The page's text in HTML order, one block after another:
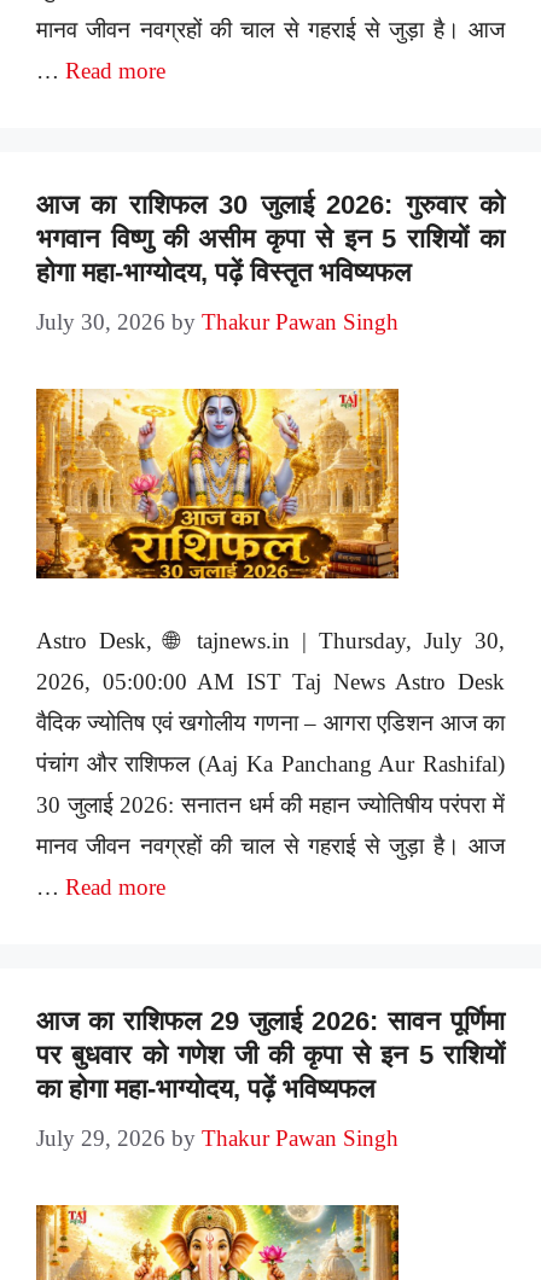
मानव जीवन नवग्रहों की चाल से गहराई से जुड़ा है। आज
… Read more
आज का राशिफल 30 जुलाई 2026: गुरुवार को
भगवान विष्णु की असीम कृपा से इन 5 राशियों का
होगा महा-भाग्योदय, पढ़ें विस्तृत भविष्यफल
July 30, 2026 by Thakur Pawan Singh
Astro Desk, 🌐 tajnews.in | Thursday, July 30,
2026, 05:00:00 AM IST Taj News Astro Desk
वैदिक ज्योतिष एवं खगोलीय गणना – आगरा एडिशन आज का
पंचांग और राशिफल (Aaj Ka Panchang Aur Rashifal)
30 जुलाई 2026: सनातन धर्म की महान ज्योतिषीय परंपरा में
मानव जीवन नवग्रहों की चाल से गहराई से जुड़ा है। आज
… Read more
आज का राशिफल 29 जुलाई 2026: सावन पूर्णिमा
पर बुधवार को गणेश जी की कृपा से इन 5 राशियों
का होगा महा-भाग्योदय, पढ़ें भविष्यफल
July 29, 2026 by Thakur Pawan Singh